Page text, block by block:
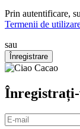
Prin autentificare,
Termenii de
sau
Înregistrare